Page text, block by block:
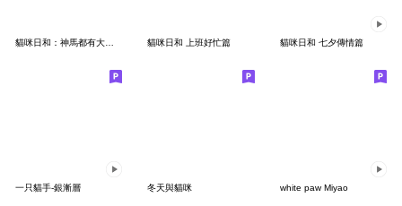
貓咪日和：神馬都有大發篇 貓咪日和 上班好忙篇 貓咪日和 七夕傳情篇
一只貓手-銀漸層 冬天與貓咪 white paw Miyao